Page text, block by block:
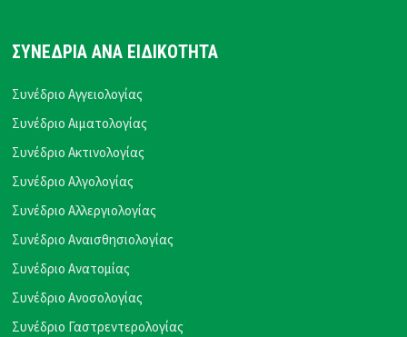
ΣΥΝΕΔΡΙΑ ΑΝΑ ΕΙΔΙΚΟΤΗΤΑ
Συνέδριο Αγγειολογίας
Συνέδριο Αιματολογίας
Συνέδριο Ακτινολογίας
Συνέδριο Αλγολογίας
Συνέδριο Αλλεργιολογίας
Συνέδριο Αναισθησιολογίας
Συνέδριο Ανατομίας
Συνέδριο Ανοσολογίας
Συνέδριο Γαστρεντερολογίας